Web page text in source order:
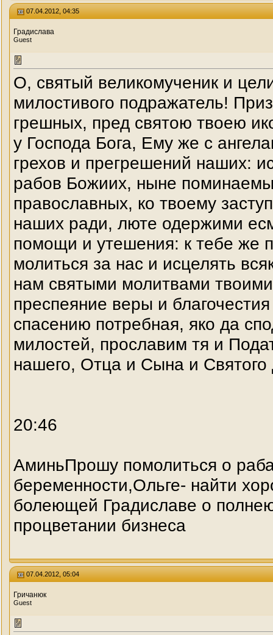
07.04.2012, 04:35
Градислава
Guest
О, святый великомученик и
милостивого подражатель!
грешных, пред святою твоею
у Господа Бога, Ему же с
грехов и прегрешений наших:
рабов Божиих, ныне
православных, ко твоему
наших ради, люте одержими
помощи и утешения: к тебе же
молиться за нас и исцелять
нам святыми молитвами
преспеяние веры и
спасению потребная, яко да
милостей, прославим тя и
нашего, Отца и Сына и
20:46
АминьПрошу помолиться о
беременности,Ольге- найти
болеющей Градиславе о
процветании бизнеса
07.04.2012, 05:04
Гричанюк
Guest